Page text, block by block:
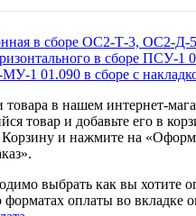
в сборе ОС2-Т-3, ОС2-Д-
в сборе ПСУ-1
1 01.090 в сборе с
товара в нашем интернет-
товар и добавьте его в
Корзину и нажмите на
выбрать как вы хотите
оплаты во вкладке